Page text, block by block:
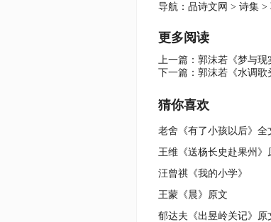
导航： 品诗文网 > 诗集 >
更多阅读
上一篇： 郭沫若《梦与现
下一篇： 郭沫若《水调歌
猜你喜欢
老舍《有了小孩以后》全
汪曾祺《我的小学》
王蒙《晨》原文
郁达夫《出昱岭关记》原